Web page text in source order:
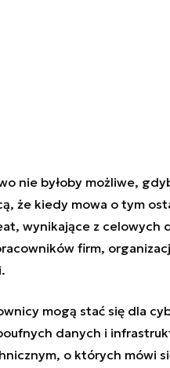
nie byłoby możliwe,
że kiedy mowa o tym
, wynikające z celowych
firm,
mogą stać się dla
danych i
o których mówi